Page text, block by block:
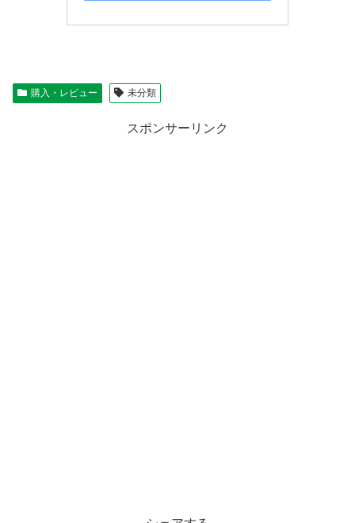
購入・レビュー 未分類
スポンサーリンク